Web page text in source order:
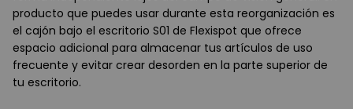
producto que puedes usar durante esta reorganización es
el cajón bajo el escritorio S01 de Flexispot que ofrece
espacio adicional para almacenar tus artículos de uso
frecuente y evitar crear desorden en la parte superior de
tu escritorio.